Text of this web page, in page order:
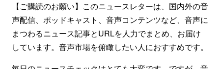
【ご購読のお願い】このニュースレターは、国内外の音
声配信、ポッドキャスト、音声コンテンツなど、音声に
まつわるニュース記事とURLを人力でまとめ、お届け
しています。音声市場を俯瞰したい人におすすめです。